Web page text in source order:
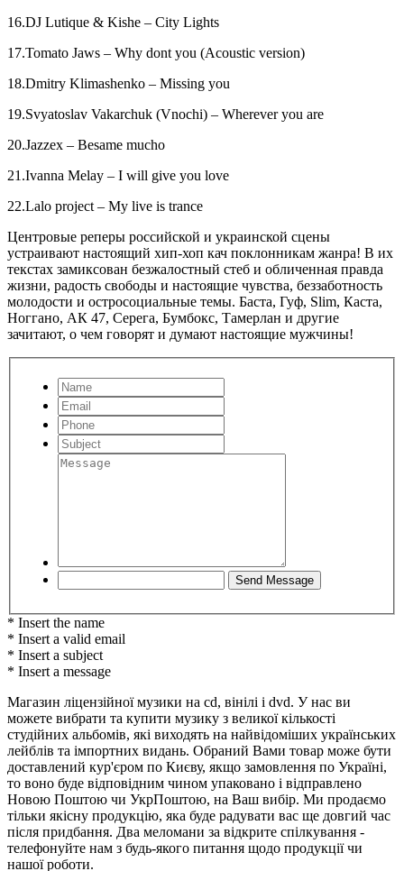
16.DJ Lutique & Kishe – City Lights
17.Tomato Jaws – Why dont you (Acoustic version)
18.Dmitry Klimashenko – Missing you
19.Svyatoslav Vakarchuk (Vnochi) – Wherever you are
20.Jazzex – Besame mucho
21.Ivanna Melay – I will give you love
22.Lalo project – My live is trance
Центровые реперы российской и украинской сцены
устраивают настоящий хип-хоп кач поклонникам жанра! В их
текстах замиксован безжалостный стеб и обличенная правда
жизни, радость свободы и настоящие чувства, беззаботность
молодости и остросоциальные темы. Баста, Гуф, Slim, Каста,
Ноггано, АК 47, Серега, Бумбокс, Тамерлан и другие
зачитают, о чем говорят и думают настоящие мужчины!
* Insert the name
* Insert a valid email
* Insert a subject
* Insert a message
Магазин ліцензійної музики на cd, вінілі і dvd. У нас ви
можете вибрати та купити музику з великої кількості
студійних альбомів, які виходять на найвідоміших українських
лейблів та імпортних видань. Обраний Вами товар може бути
доставлений кур'єром по Києву, якщо замовлення по Україні,
то воно буде відповідним чином упаковано і відправлено
Новою Поштою чи УкрПоштою, на Ваш вибір. Ми продаємо
тільки якісну продукцію, яка буде радувати вас ще довгий час
після придбання. Два меломани за відкрите спілкування -
телефонуйте нам з будь-якого питання щодо продукції чи
нашої роботи.